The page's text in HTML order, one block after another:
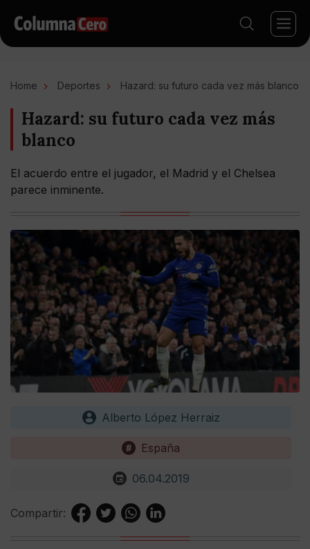
Home Deportes Hazard: su futuro cada vez más blanco
Hazard: su futuro cada vez más
blanco
El acuerdo entre el jugador, el Madrid y el Chelsea
parece inminente.
Alberto López Herraiz
España
06.04.2019
Compartir: